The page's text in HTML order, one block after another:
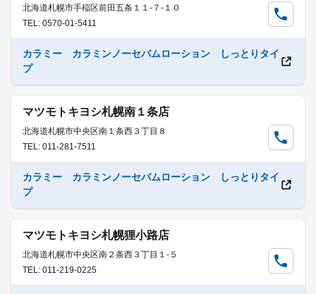
北海道札幌市手稲区前田五条１１-７-１０
TEL: 0570-01-5411
カラミー カラミンノーセバムローション しっとりタイ
プ
マツモトキヨシ札幌南１条店
北海道札幌市中央区南１条西３丁目８
TEL: 011-281-7511
カラミー カラミンノーセバムローション しっとりタイ
プ
マツモトキヨシ札幌狸小路店
北海道札幌市中央区南２条西３丁目１-５
TEL: 011-219-0225